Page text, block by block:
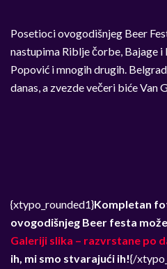
Posetioci ovogodišnjeg Beer
nastupima Riblje čorbe, Bajage
Popović i mnogih drugih.
danas, a zvezde večeri biće Van
{xtypo_rounded1}Kompletan
ovogodišnjeg Beer festa
Galeriji slika – razvrstane po
ih, mi smo stvarajući ih!{/